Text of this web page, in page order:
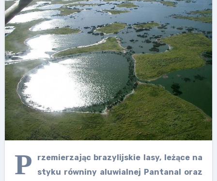
P
rzemierzając brazylijskie lasy, leżące na
styku równiny aluwialnej Pantanal oraz